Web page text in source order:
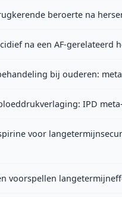
beroerte na
na een AF-gerelateerd
bij ouderen:
IPD
voor
voorspellen